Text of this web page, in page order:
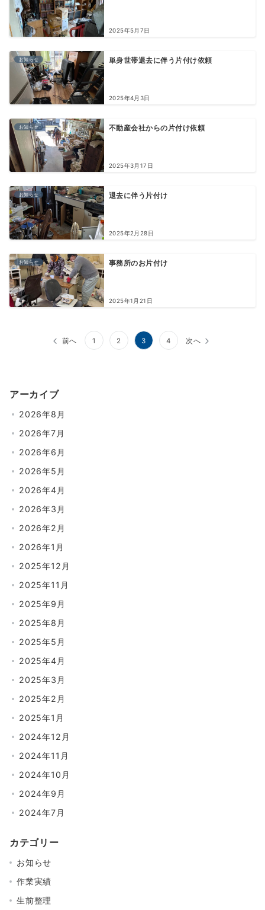
2025年5月7日
お知らせ 単身世帯退去に伴う片付け依頼
2025年4月3日
お知らせ 不動産会社からの片付け依頼
2025年3月17日
お知らせ 退去に伴う片付け
2025年2月28日
お知らせ 事務所のお片付け
2025年1月21日
ペ
ー
前へ 1 2 3 4 次へ
アーカイブ
2026年8月
2026年7月
2026年6月
2026年5月
2026年4月
2026年3月
2026年2月
2026年1月
2025年12月
2025年11月
2025年9月
2025年8月
2025年5月
2025年4月
2025年3月
2025年2月
2025年1月
2024年12月
2024年11月
2024年10月
2024年9月
2024年7月
カテゴリー
お知らせ
作業実績
生前整理